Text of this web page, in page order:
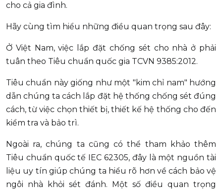
cho cả gia đình.
Hãy cùng tìm hiểu những điều quan trọng sau đây:
Ở Việt Nam, việc lắp đặt chống sét cho nhà ở phải
tuân theo Tiêu chuẩn quốc gia TCVN 9385:2012.
Tiêu chuẩn này giống như một "kim chỉ nam" hướng
dẫn chúng ta cách lắp đặt hệ thống chống sét đúng
cách, từ việc chọn thiết bị, thiết kế hệ thống cho đến
kiểm tra và bảo trì.
Ngoài ra, chúng ta cũng có thể tham khảo thêm
Tiêu chuẩn quốc tế IEC 62305, đây là một nguồn tài
liệu uy tín giúp chúng ta hiểu rõ hơn về cách bảo vệ
ngôi nhà khỏi sét đánh. Một số điều quan trọng